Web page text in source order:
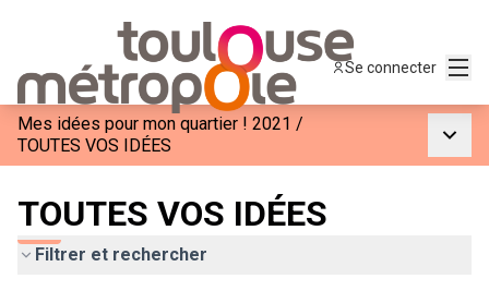
Se connecter
Mes idées pour mon quartier ! 2021 /
TOUTES VOS IDÉES
TOUTES VOS IDÉES
Filtrer et rechercher